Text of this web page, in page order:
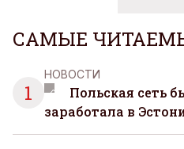
чаще люди ищут
и сейчас — без
организовывать,
самостоятельно.
САМЫЕ
1
НОВОСТИ
Польская сеть
заработала в